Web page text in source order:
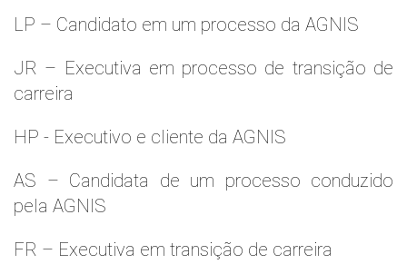
LP – Candidato em um processo da AGNIS
JR – Executiva em processo de transição de
carreira
HP - Executivo e cliente da AGNIS
AS – Candidata de um processo conduzido
pela AGNIS
FR – Executiva em transição de carreira